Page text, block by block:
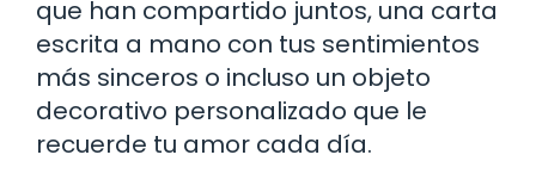
que han compartido juntos, una carta
escrita a mano con tus sentimientos
más sinceros o incluso un objeto
decorativo personalizado que le
recuerde tu amor cada día.